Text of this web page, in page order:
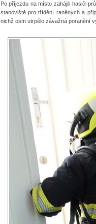
Po příjezdu na místo zahájili hasiči
stanoviště pro třídění raněných a
nichž osm utrpělo závažná poranění